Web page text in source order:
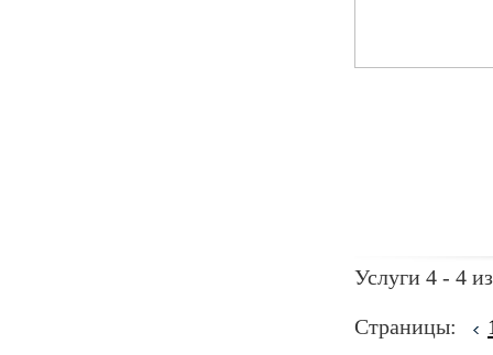
Услуги 4 - 4
Страницы: